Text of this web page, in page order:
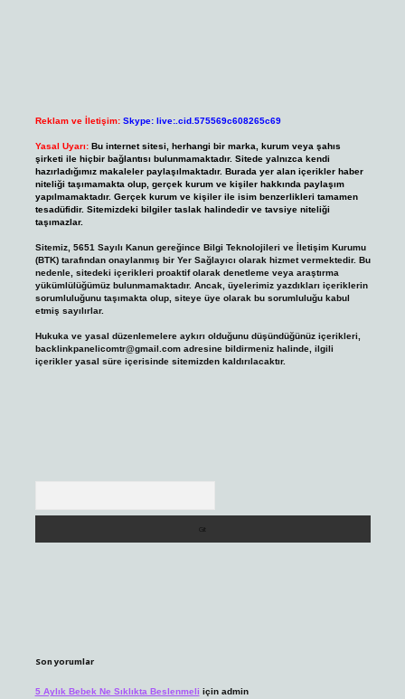
Reklam ve İletişim: Skype: live:.cid.575569c608265c69
Yasal Uyarı: Bu internet sitesi, herhangi bir marka, kurum veya şahıs
şirketi ile hiçbir bağlantısı bulunmamaktadır. Sitede yalnızca kendi
hazırladığımız makaleler paylaşılmaktadır. Burada yer alan içerikler haber
niteliği taşımamakta olup, gerçek kurum ve kişiler hakkında paylaşım
yapılmamaktadır. Gerçek kurum ve kişiler ile isim benzerlikleri tamamen
tesadüfidir. Sitemizdeki bilgiler taslak halindedir ve tavsiye niteliği
taşımazlar.
Sitemiz, 5651 Sayılı Kanun gereğince Bilgi Teknolojileri ve İletişim Kurumu
(BTK) tarafından onaylanmış bir Yer Sağlayıcı olarak hizmet vermektedir. Bu
nedenle, sitedeki içerikleri proaktif olarak denetleme veya araştırma
yükümlülüğümüz bulunmamaktadır. Ancak, üyelerimiz yazdıkları içeriklerin
sorumluluğunu taşımakta olup, siteye üye olarak bu sorumluluğu kabul
etmiş sayılırlar.
Hukuka ve yasal düzenlemelere aykırı olduğunu düşündüğünüz içerikleri,
backlinkpanelicomtr@gmail.comadresine bildirmeniz halinde, ilgili
içerikler yasal süre içerisinde sitemizden kaldırılacaktır.
Son yorumlar
5 Aylık Bebek Ne Sıklıkta Beslenmeli için admin